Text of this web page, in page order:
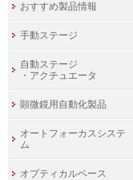
おすすめ製品情報
手動ステージ
自動ステージ
・アクチュエータ
顕微鏡用自動化製品
オートフォーカスシステ
ム
オプティカルベース